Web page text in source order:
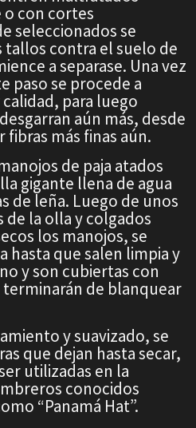
con cortes
seleccionados se
tallos contra el suelo de
a separase. Una vez
paso se procede a
para luego
aún más, desde
más finas aún.
de paja atados
gigante llena de agua
de leña. Luego de unos
la olla y colgados
los manojos, se
hasta que salen limpia y
y son cubiertas con
de blanquear
y suavizado, se
que dejan hasta secar,
utilizadas en la
conocidos
“Panamá Hat”.